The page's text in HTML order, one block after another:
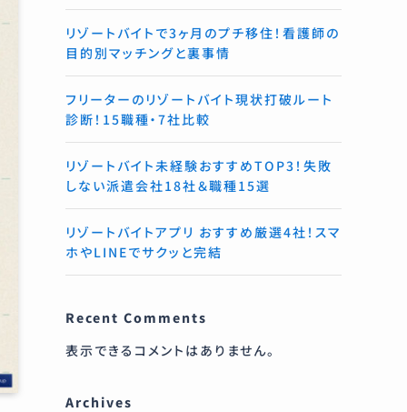
リゾートバイトで3ヶ月のプチ移住！看護師の
目的別マッチングと裏事情
フリーターのリゾートバイト現状打破ルート
診断！15職種・7社比較
リゾートバイト未経験おすすめTOP3！失敗
しない派遣会社18社＆職種15選
リゾートバイトアプリ おすすめ厳選4社！スマ
ホやLINEでサクッと完結
Recent Comments
表示できるコメントはありません。
Archives